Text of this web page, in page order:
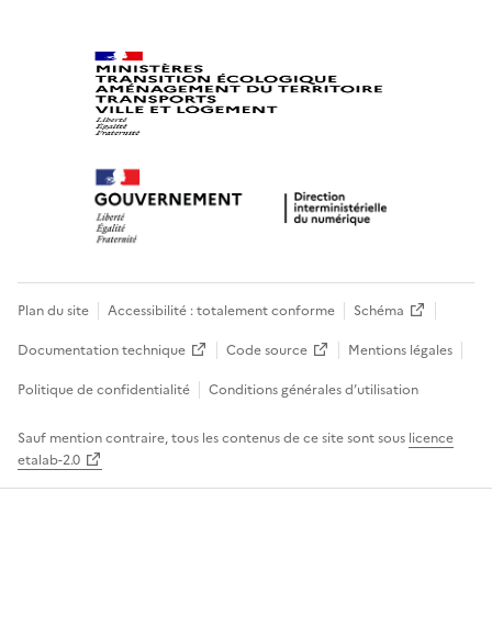
Plan du site Accessibilité : totalement conforme
Schéma
Documentation technique
Code source
Mentions légales
Politique de confidentialité
Conditions générales d’utilisation
Sauf mention contraire, tous les contenus de ce site sont sous licence
etalab-2.0